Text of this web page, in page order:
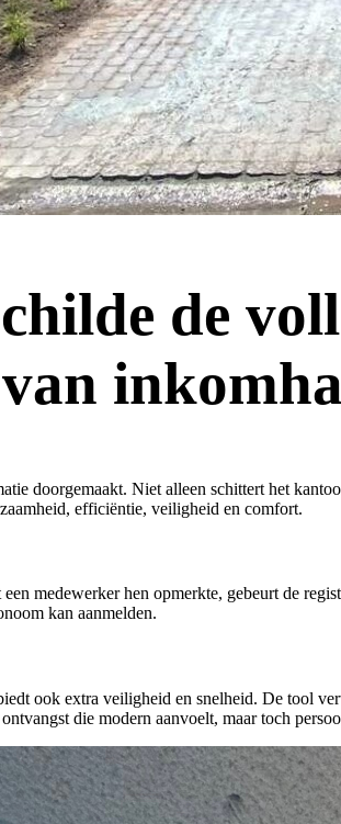
de
doorgemaakt. Niet alleen schittert het
efficiëntie, veiligheid en comfort.
medewerker hen opmerkte, gebeurt de
kan aanmelden.
ook extra veiligheid en snelheid. De tool
die modern aanvoelt, maar toch